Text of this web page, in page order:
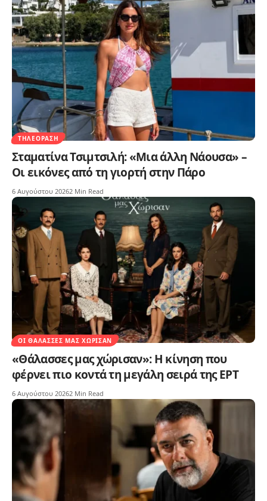
ΤΗΛΕΌΡΑΣΗ
Σταματίνα Τσιμτσιλή: «Μια άλλη Νάουσα» –
Οι εικόνες από τη γιορτή στην Πάρο
6 Αυγούστου 20262 Min Read
ΟΙ ΘΆΛΑΣΣΕΣ ΜΑΣ ΧΏΡΙΣΑΝ
«Θάλασσες μας χώρισαν»: Η κίνηση που
φέρνει πιο κοντά τη μεγάλη σειρά της ΕΡΤ
6 Αυγούστου 20262 Min Read